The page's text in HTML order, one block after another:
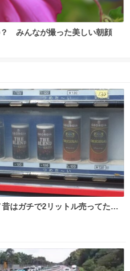
みんなが撮った美しい朝顔
はガチで2リットル売ってたん